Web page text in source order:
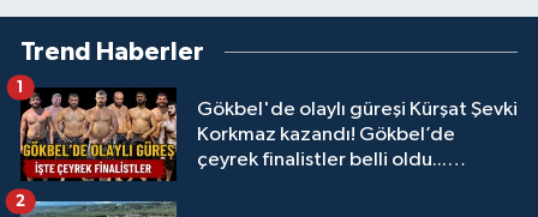
Trend Haberler
Gökbel'de olaylı güreşi Kürşat Şevki
Korkmaz kazandı! Gökbel’de
çeyrek finalistler belli oldu...
1
2